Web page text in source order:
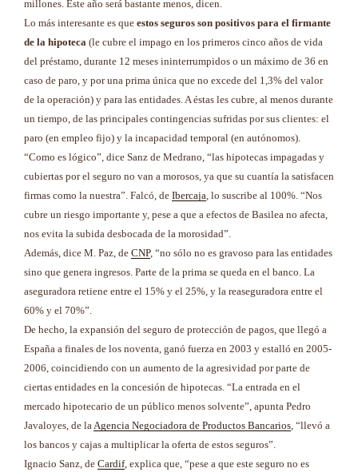
millones. Este año será bastante menos, dicen.
Lo más interesante es que estos seguros son positivos para el firmante
de la hipoteca (le cubre el impago en los primeros cinco años de vida
del préstamo, durante 12 meses ininterrumpidos o un máximo de 36 en
caso de paro, y por una prima única que no excede del 1,3% del valor
de la operación) y para las entidades. A éstas les cubre, al menos durante
un tiempo, de las principales contingencias sufridas por sus clientes: el
paro (en empleo fijo) y la incapacidad temporal (en autónomos).
“Como es lógico”, dice Sanz de Medrano, “las hipotecas impagadas y
cubiertas por el seguro no van a morosos, ya que su cuantía la satisfacen
firmas como la nuestra”. Falcó, de Ibercaja, lo suscribe al 100%. “Nos
cubre un riesgo importante y, pese a que a efectos de Basilea no afecta,
nos evita la subida desbocada de la morosidad”.
Además, dice M. Paz, de CNP, “no sólo no es gravoso para las entidades
sino que genera ingresos. Parte de la prima se queda en el banco. La
aseguradora retiene entre el 15% y el 25%, y la reaseguradora entre el
60% y el 70%”.
De hecho, la expansión del seguro de protección de pagos, que llegó a
España a finales de los noventa, ganó fuerza en 2003 y estalló en 2005-
2006, coincidiendo con un aumento de la agresividad por parte de
ciertas entidades en la concesión de hipotecas. “La entrada en el
mercado hipotecario de un público menos solvente”, apunta Pedro
Javaloyes, de laAgencia Negociadora de Productos Bancarios, “llevó a
los bancos y cajas a multiplicar la oferta de estos seguros”.
Ignacio Sanz, de Cardif, explica que, “pese a que este seguro no es